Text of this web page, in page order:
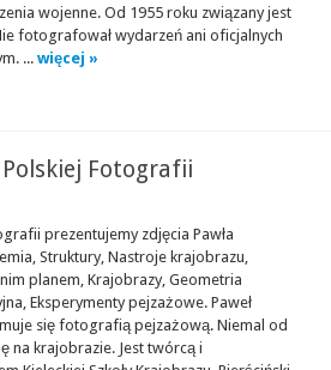
wojenne. Od 1955 roku związany jest
fotografował wydarzeń ani oficjalnych
...więcej »
Fotografii
prezentujemy zdjęcia Pawła
Struktury, Nastroje krajobrazu,
planem, Krajobrazy, Geometria
Eksperymenty pejzażowe. Paweł
się fotografią pejzażową. Niemal od
na krajobrazie. Jest twórcą i